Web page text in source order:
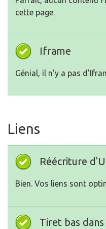
cette page.
Iframe
Génial, il n'y a pas
Liens
Réécriture
Bien. Vos liens sont
Tiret bas dans